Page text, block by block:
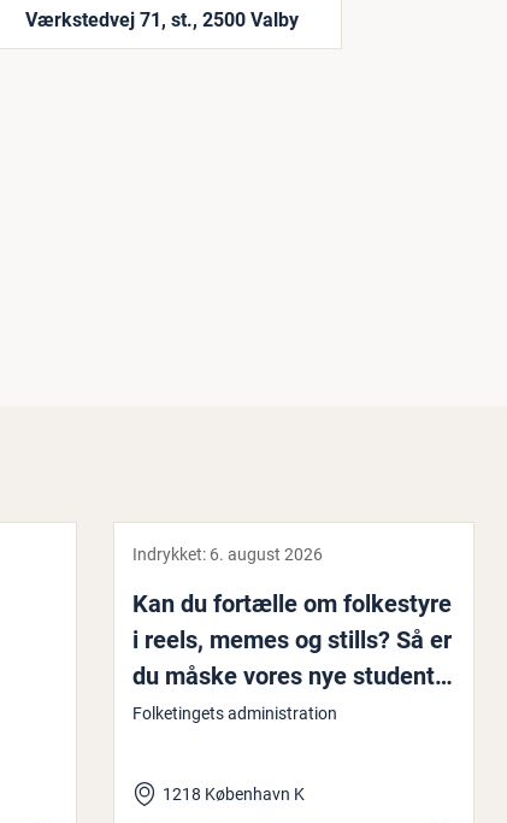
Værkstedvej 71, st., 2500 Valby
Indrykket: 6. august 2026
Kan du fortælle om fol­ke­sty­re
i reels, memes og stills? Så er
du måske vores nye student!
(Forlænget an­søg­nings­frist)
Folketingets administration
1218 København K